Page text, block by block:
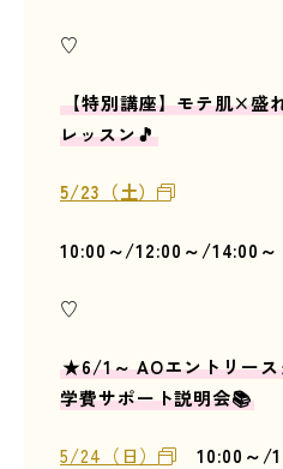
♡
【特別講座】モテ肌×盛
レッスン🎵
5/23（土）
10:00～/12:00～/14:00～
♡
★6/1～ AOエントリー
学費サポート説明会📚
5/24（日） 10:00～/